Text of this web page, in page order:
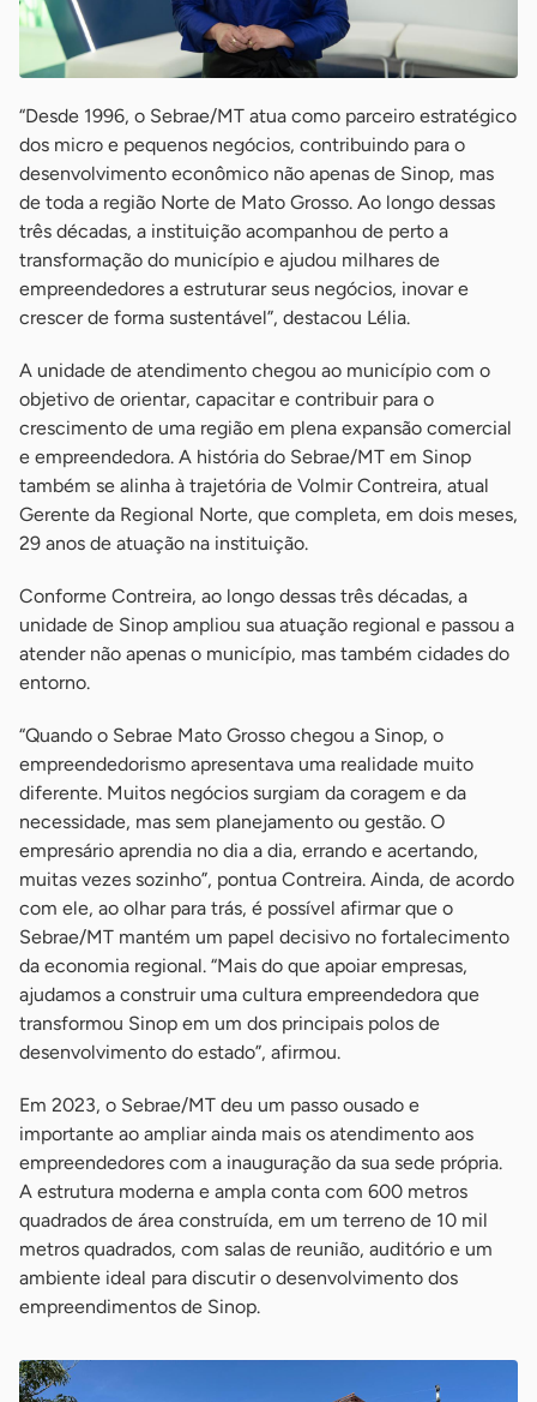
“Desde 1996, o Sebrae/MT atua como parceiro estratégico
dos micro e pequenos negócios, contribuindo para o
desenvolvimento econômico não apenas de Sinop, mas
de toda a região Norte de Mato Grosso. Ao longo dessas
três décadas, a instituição acompanhou de perto a
transformação do município e ajudou milhares de
empreendedores a estruturar seus negócios, inovar e
crescer de forma sustentável”, destacou Lélia.
A unidade de atendimento chegou ao município com o
objetivo de orientar, capacitar e contribuir para o
crescimento de uma região em plena expansão comercial
e empreendedora. A história do Sebrae/MT em Sinop
também se alinha à trajetória de Volmir Contreira, atual
Gerente da Regional Norte, que completa, em dois meses,
29 anos de atuação na instituição.
Conforme Contreira, ao longo dessas três décadas, a
unidade de Sinop ampliou sua atuação regional e passou a
atender não apenas o município, mas também cidades do
entorno.
“Quando o Sebrae Mato Grosso chegou a Sinop, o
empreendedorismo apresentava uma realidade muito
diferente. Muitos negócios surgiam da coragem e da
necessidade, mas sem planejamento ou gestão. O
empresário aprendia no dia a dia, errando e acertando,
muitas vezes sozinho”, pontua Contreira. Ainda, de acordo
com ele, ao olhar para trás, é possível afirmar que o
Sebrae/MT mantém um papel decisivo no fortalecimento
da economia regional. “Mais do que apoiar empresas,
ajudamos a construir uma cultura empreendedora que
transformou Sinop em um dos principais polos de
desenvolvimento do estado”, afirmou.
Em 2023, o Sebrae/MT deu um passo ousado e
importante ao ampliar ainda mais os atendimento aos
empreendedores com a inauguração da sua sede própria.
A estrutura moderna e ampla conta com 600 metros
quadrados de área construída, em um terreno de 10 mil
metros quadrados, com salas de reunião, auditório e um
ambiente ideal para discutir o desenvolvimento dos
empreendimentos de Sinop.